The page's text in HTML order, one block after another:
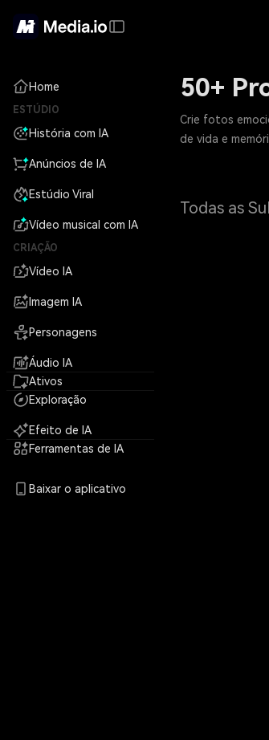
Home
ESTÚDIO
História com IA
Anúncios de IA
Estúdio Viral
Vídeo musical com IA
CRIAÇÃO
Vídeo IA
Imagem IA
Personagens
Áudio IA
Ativos
Exploração
Efeito de IA
Ferramentas de IA
Baixar o aplicativo
50+
Crie fotos
de vida e
Todas as